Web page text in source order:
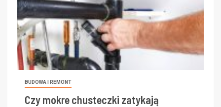
BUDOWA I REMONT
Czy mokre chusteczki zatykają